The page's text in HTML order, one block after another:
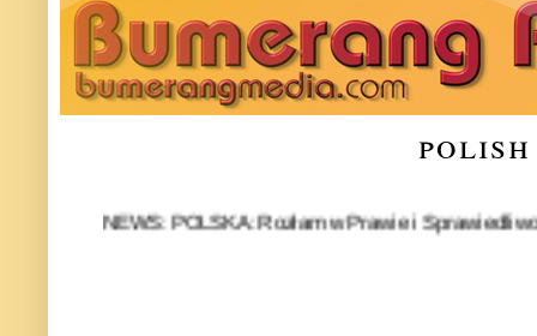
NEWS: POLSKA: Rozłam w Prawie i Sprawiedliwości